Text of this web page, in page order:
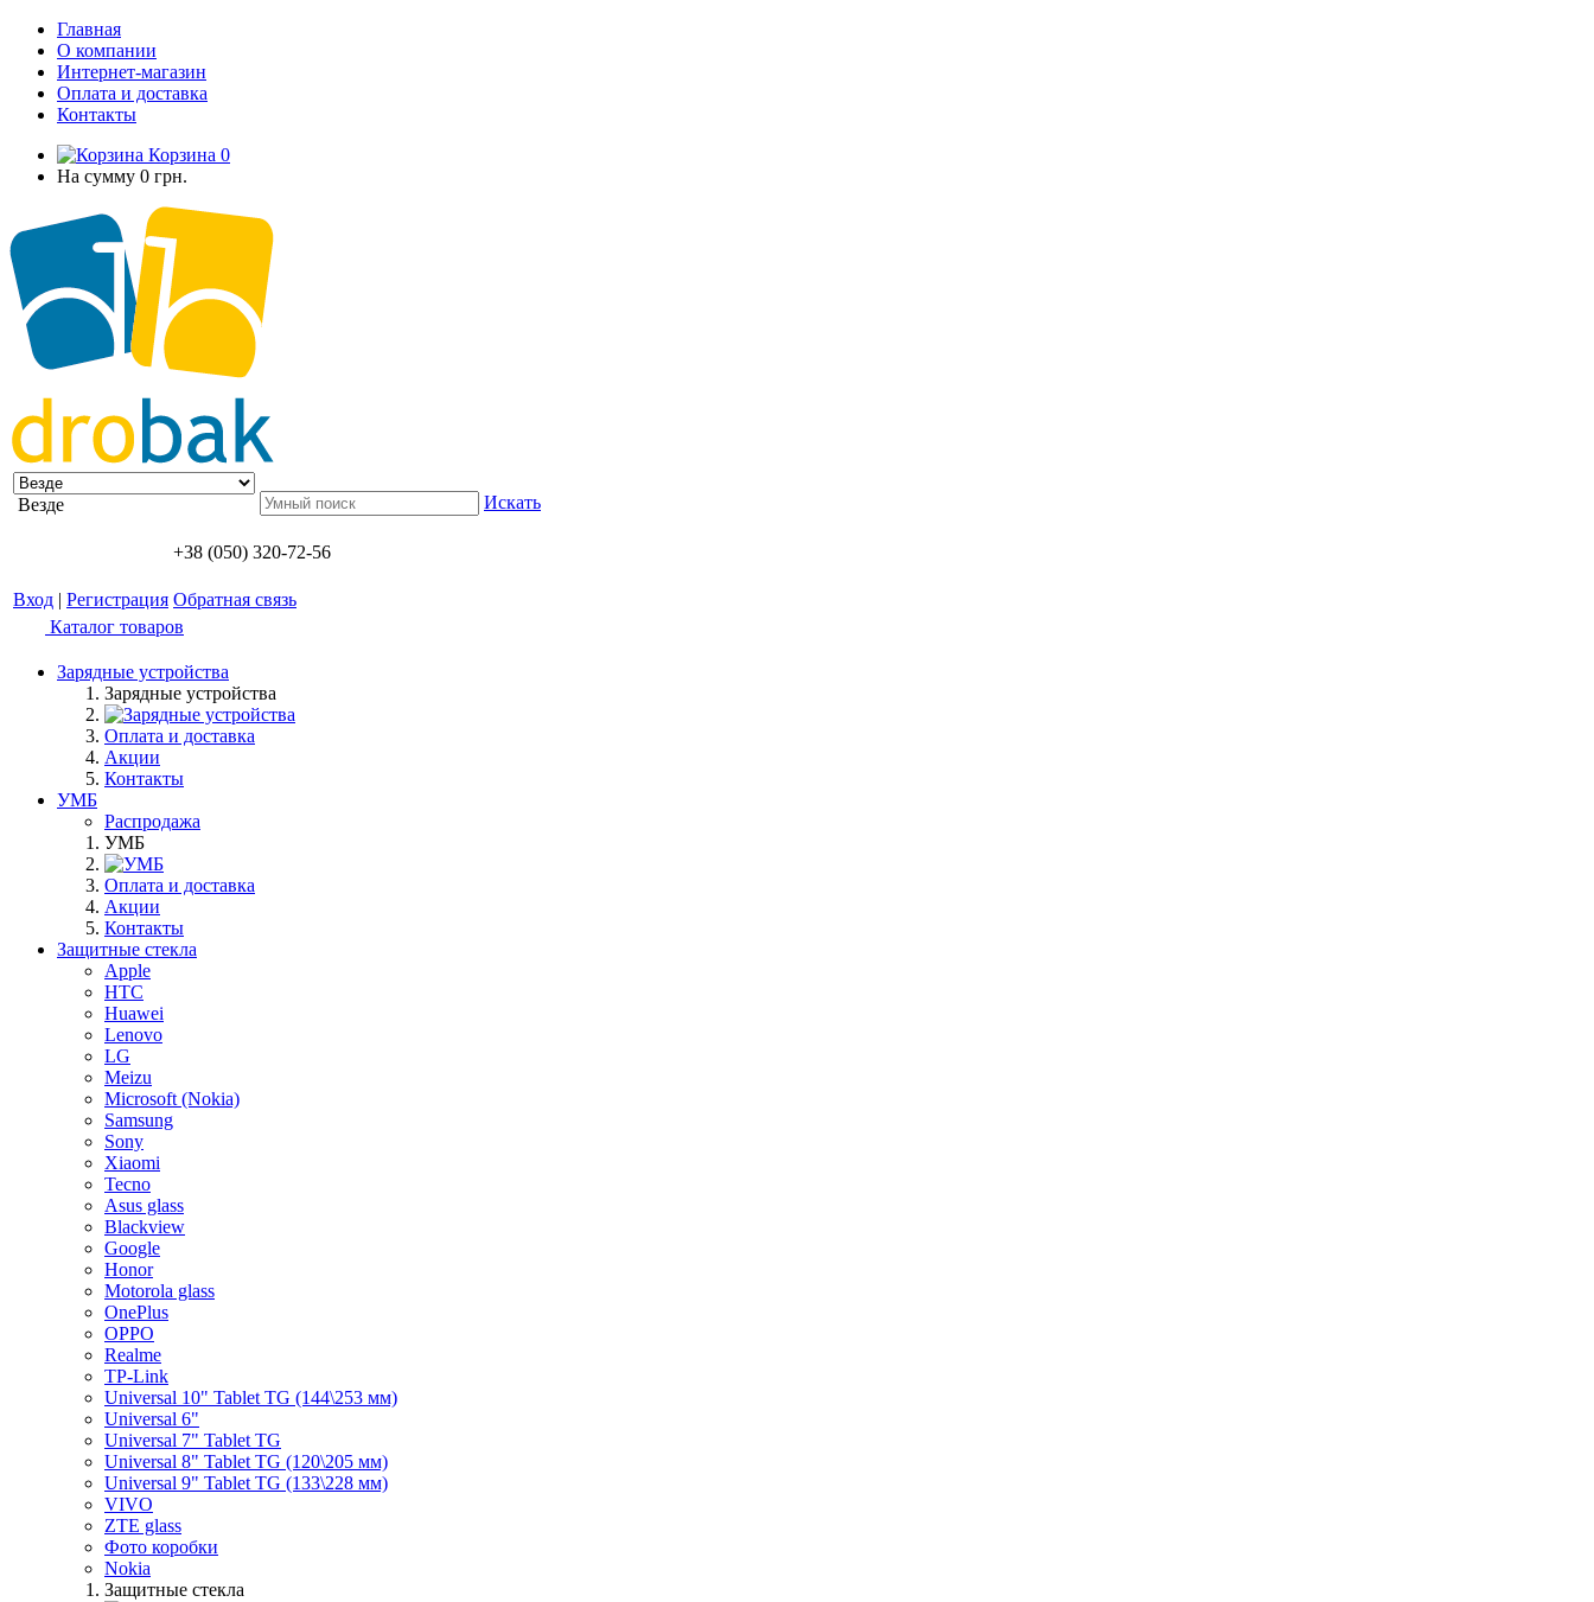
Главная
О компании
Интернет-магазин
Оплата и доставка
Контакты
Корзина 0
На сумму 0 грн.
Везде Искать
+38 (050) 320-72-56
Вход | Регистрация Обратная связь
Каталог товаров
Зарядные устройства
Зарядные устройства
Оплата и доставка
Акции
Контакты
УМБ
Распродажа
УМБ
Оплата и доставка
Акции
Контакты
Защитные стекла
Apple
HTC
Huawei
Lenovo
LG
Meizu
Microsoft (Nokia)
Samsung
Sony
Xiaomi
Tecno
Asus glass
Blackview
Google
Honor
Motorola glass
OnePlus
OPPO
Realme
TP-Link
Universal 10" Tablet TG (144\253 мм)
Universal 6"
Universal 7" Tablet TG
Universal 8" Tablet TG (120\205 мм)
Universal 9" Tablet TG (133\228 мм)
VIVO
ZTE glass
Фото коробки
Nokia
Защитные стекла